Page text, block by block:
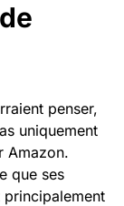
penser,
uniquement
Amazon.
que ses